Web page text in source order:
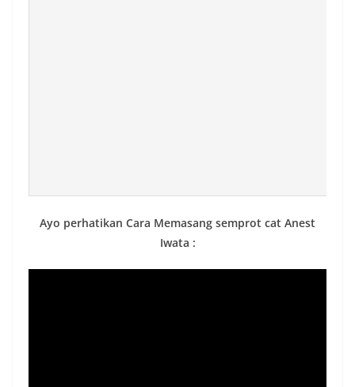
Ayo perhatikan Cara Memasang semprot cat Anest
Iwata :